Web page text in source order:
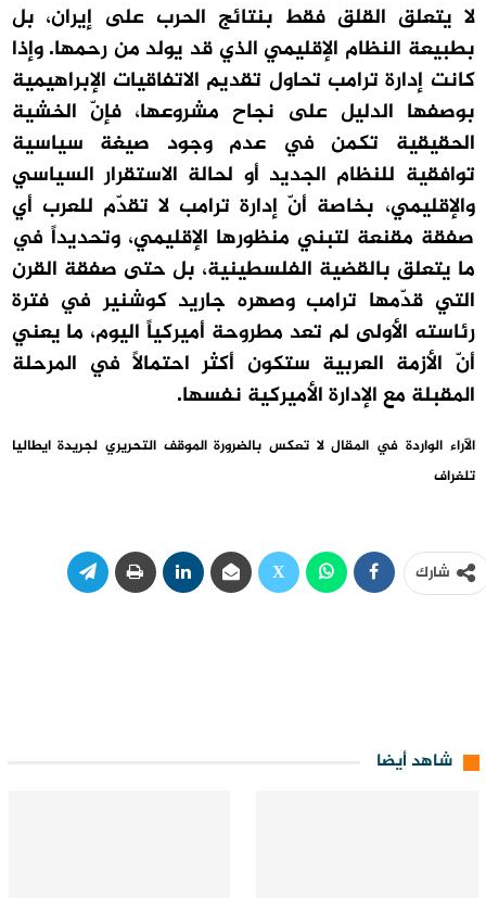
لا يتعلق القلق فقط بنتائج الحرب على إيران، بل
بطبيعة النظام الإقليمي الذي قد يولد من رحمها. وإذا
كانت إدارة ترامب تحاول تقديم الاتفاقيات الإبراهيمية
بوصفها الدليل على نجاح مشروعها، فإنّ الخشية
الحقيقية تكمن في عدم وجود صيغة سياسية
توافقية للنظام الجديد أو لحالة الاستقرار السياسي
والإقليمي، بخاصة أنّ إدارة ترامب لا تقدّم للعرب أي
صفقة مقنعة لتبني منظورها الإقليمي، وتحديداً في
ما يتعلق بالقضية الفلسطينية، بل حتى صفقة القرن
التي قدّمها ترامب وصهره جاريد كوشنير في فترة
رئاسته الأولى لم تعد مطروحة أميركياً اليوم، ما يعني
أنّ الأزمة العربية ستكون أكثر احتمالاً في المرحلة
المقبلة مع الإدارة الأميركية نفسها.
الآراء الواردة في المقال لا تعكس بالضرورة الموقف التحريري لجريدة ايطاليا
تلغراف
شارك
شاهد أيضا